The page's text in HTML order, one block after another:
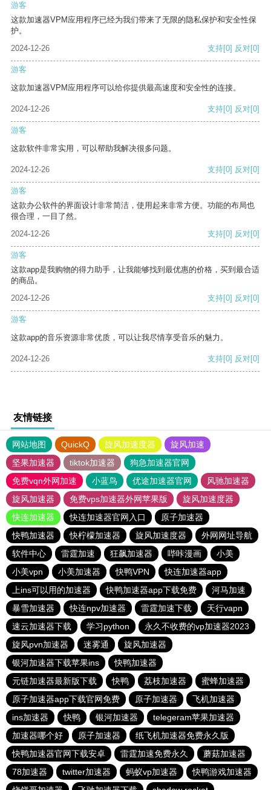
游客
这款加速器VPM应用程序已经为我们带来了无限的隐私保护和安全性保
护。
2024-12-26
支持[0] 反对[0]
游客
这款加速器VPM应用程序可以给你提供最高速度和安全性的连接。
2024-12-26 支持[0] 反对[0]
游客
这款软件非常实用，可以帮助我解决很多问题。
2024-12-26 支持[0] 反对[0]
游客
这款办公软件的界面设计非常简洁，使用起来非常方便。功能的布局也
很合理，一目了然。
2024-12-26
支持[0] 反对[0]
游客
这款app是我购物的得力助手，让我能够找到最优惠的价格，买到最合适
的商品。
2024-12-26
支持[0] 反对[0]
游客
这款app的音乐资源非常优质，可以让我尽情享受音乐的魅力。
2024-12-26 支持[0] 反对[0]
友情链接
网站地图 QuickQ 旋风加速度器
旋风加速
坚果加速器
tiktok加速器
狗急加速器官网
免费vqn外网加速
小蓝鸟 优途加速器官网
风驰加速器
旋风加速器
免费vps加速器外网苹果版
旋风加速度器
快连加速器
快连加速器官网入口
原子加速器
快鸭加速器
快柠檬加速器 旋风加速度器
外网网址导航
软件中心
雷霆加速 狂飙加速器 哔咔漫画
小美
小美vpn
小美加速器 快鸭VPN
快连加速器app
上ins可以用的加速器
快鸭加速器app下载免费
河马加速
暴雪加速器
快连npv加速器 雷霆加速下载
天行vapn
速云加速器下载
学习python
永久不收费的vp加速器2023
旋风pvn加速器
迷雾通
旋风加速器
银河加速器下载苹果ins
快鸭加速器
元链加速器最新版下载
快鸭 荔枝加速器
蜜蜂加速器
原子加速器app下载官网免费
原子加速器
飞机加速器
ins加速器
快鸭 银河加速器
telegeram苹果加速器
加速器哪个好
原子加速器
纸飞机加速器免费永久版
快鸭加速器官网下载安卓
雷霆加速免费永久
蘑菇加速器
78加速器
twitter加速器 蚂蚁vp加速器
快鸭游戏加速器